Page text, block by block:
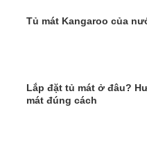
Tủ mát Kangaroo của
Lắp đặt tủ mát ở đâu?
mát đúng cách